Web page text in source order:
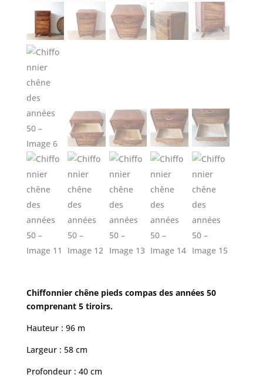
Chiffonnier chêne pieds compas des années 50
comprenant 5 tiroirs.
Hauteur : 96 m
Largeur : 58 cm
Profondeur : 40 cm